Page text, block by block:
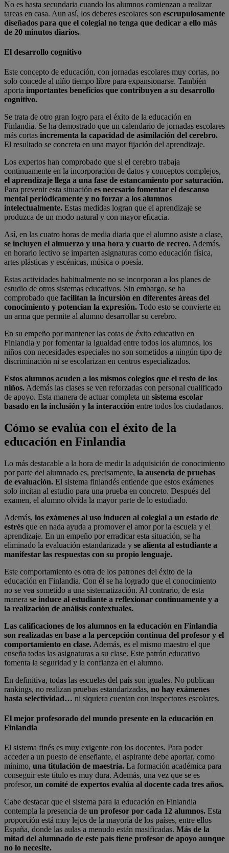
No es hasta secundaria cuando los alumnos comienzan a realizar
tareas en casa. Aun así, los deberes escolares son escrupulosamente
diseñados para que el colegial no tenga que dedicar a ello más
de 20 minutos diarios.
El desarrollo cognitivo
Este concepto de educación, con jornadas escolares muy cortas, no
solo concede al niño tiempo libre para expansionarse. También
aporta importantes beneficios que contribuyen a su desarrollo
cognitivo.
Se trata de otro gran logro para el éxito de la educación en
Finlandia. Se ha demostrado que un calendario de jornadas escolares
más cortas incrementa la capacidad de asimilación del cerebro.
El resultado se concreta en una mayor fijación del aprendizaje.
Los expertos han comprobado que si el cerebro trabaja
continuamente en la incorporación de datos y conceptos complejos,
el aprendizaje llega a una fase de estancamiento por saturación.
Para prevenir esta situación es necesario fomentar el descanso
mental periódicamente y no forzar a los alumnos
intelectualmente. Estas medidas logran que el aprendizaje se
produzca de un modo natural y con mayor eficacia.
Así, en las cuatro horas de media diaria que el alumno asiste a clase,
se incluyen el almuerzo y una hora y cuarto de recreo. Además,
en horario lectivo se imparten asignaturas como educación física,
artes plásticas y escénicas, música o poesía.
Estas actividades habitualmente no se incorporan a los planes de
estudio de otros sistemas educativos. Sin embargo, se ha
comprobado que facilitan la incursión en diferentes áreas del
conocimiento y potencian la expresión. Todo esto se convierte en
un arma que permite al alumno desarrollar su cerebro.
En su empeño por mantener las cotas de éxito educativo en
Finlandia y por fomentar la igualdad entre todos los alumnos, los
niños con necesidades especiales no son sometidos a ningún tipo de
discriminación ni se escolarizan en centros especializados.
Estos alumnos acuden a los mismos colegios que el resto de los
niños. Además las clases se ven reforzadas con personal cualificado
de apoyo. Esta manera de actuar completa un sistema escolar
basado en la inclusión y la interacción entre todos los ciudadanos.
Cómo se evalúa con el éxito de la
educación en Finlandia
Lo más destacable a la hora de medir la adquisición de conocimiento
por parte del alumnado es, precisamente, la ausencia de pruebas
de evaluación. El sistema finlandés entiende que estos exámenes
solo incitan al estudio para una prueba en concreto. Después del
examen, el alumno olvida la mayor parte de lo estudiado.
Además, los exámenes al uso inducen al colegial a un estado de
estrés que en nada ayuda a promover el amor por la escuela y el
aprendizaje. En un empeño por erradicar esta situación, se ha
eliminado la evaluación estandarizada y se alienta al estudiante a
manifestar las respuestas con su propio lenguaje.
Este comportamiento es otra de los patrones del éxito de la
educación en Finlandia. Con él se ha logrado que el conocimiento
no se vea sometido a una sistematización. Al contrario, de esta
manera se induce al estudiante a reflexionar continuamente y a
la realización de análisis contextuales.
Las calificaciones de los alumnos en la educación en Finlandia
son realizadas en base a la percepción continua del profesor y el
comportamiento en clase. Además, es el mismo maestro el que
enseña todas las asignaturas a su clase. Este patrón educativo
fomenta la seguridad y la confianza en el alumno.
En definitiva, todas las escuelas del país son iguales. No publican
rankings, no realizan pruebas estandarizadas, no hay exámenes
hasta selectividad… ni siquiera cuentan con inspectores escolares.
El mejor profesorado del mundo presente en la educación en
Finlandia
El sistema finés es muy exigente con los docentes. Para poder
acceder a un puesto de enseñante, el aspirante debe aportar, como
mínimo, una titulación de maestría. La formación académica para
conseguir este título es muy dura. Además, una vez que se es
profesor, un comité de expertos evalúa al docente cada tres años.
Cabe destacar que el sistema para la educación en Finlandia
contempla la presencia de un profesor por cada 12 alumnos. Esta
proporción está muy lejos de la mayoría de los países, entre ellos
España, donde las aulas a menudo están masificadas. Más de la
mitad del alumnado de este país tiene profesor de apoyo aunque
no lo necesite.